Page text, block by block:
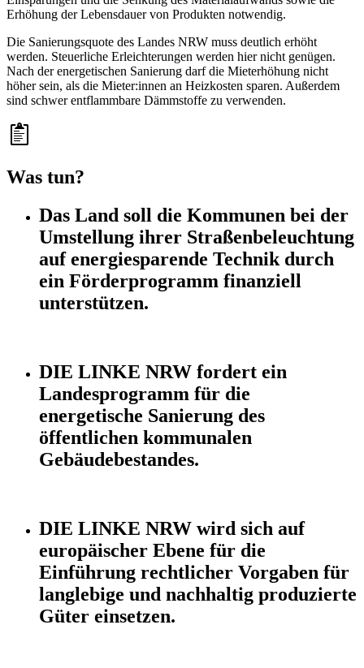
Erhöhung der Lebensdauer von Produkten notwendig.
Die Sanierungsquote des Landes NRW muss deutlich erhöht
werden. Steuerliche Erleichterungen werden hier nicht genügen.
Nach der energetischen Sanierung darf die Mieterhöhung nicht
höher sein, als die Mieter:innen an Heizkosten sparen. Außerdem
sind schwer entflammbare Dämmstoffe zu verwenden.
Was tun?
Das Land soll die Kommunen bei der
Umstellung ihrer Straßenbeleuchtung
auf energiesparende Technik durch
ein Förderprogramm finanziell
unterstützen.
DIE LINKE NRW fordert ein
Landesprogramm für die
energetische Sanierung des
öffentlichen kommunalen
Gebäudebestandes.
DIE LINKE NRW wird sich auf
europäischer Ebene für die
Einführung rechtlicher Vorgaben für
langlebige und nachhaltig produzierte
Güter einsetzen.